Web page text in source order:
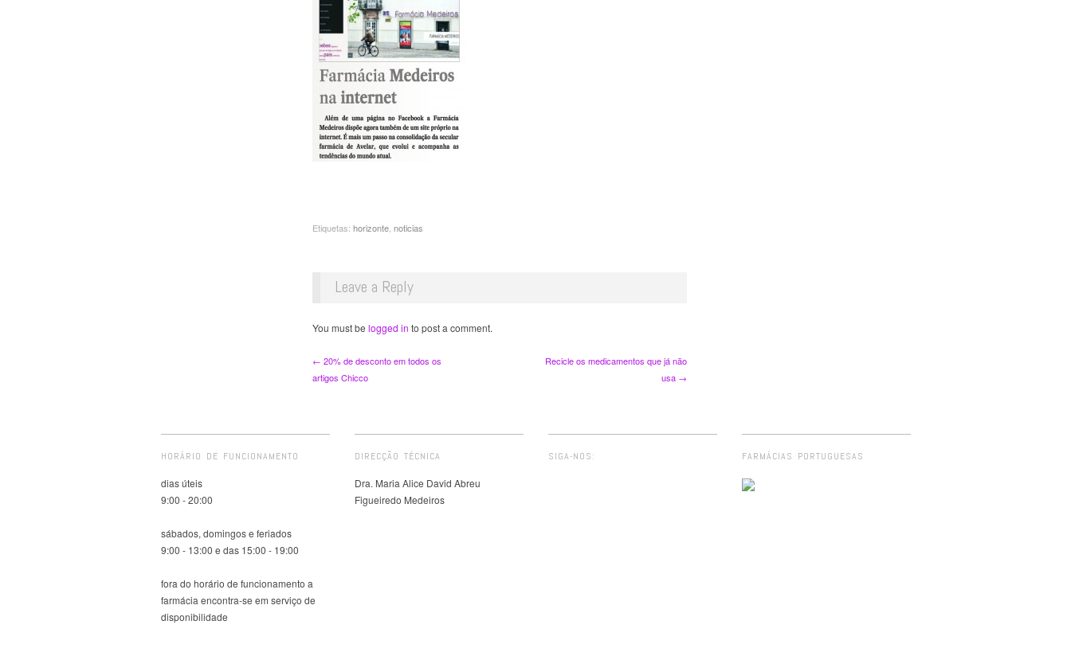
Etiquetas: horizonte noticias
Leave a Reply
You must be logged in to post a comment.
← 20% de desconto em todos os
artigos Chicco
Recicle os medicamentos que já não
usa →
HORÁRIO DE FUNCIONAMENTO
dias úteis
9:00 - 20:00
sábados, domingos e feriados
9:00 - 13:00 e das 15:00 - 19:00
fora do horário de funcionamento a
farmácia encontra-se em serviço de
disponibilidade
DIRECÇÃO TÉCNICA
Dra. Maria Alice David Abreu
Figueiredo Medeiros
SIGA-NOS: FARMÁCIAS PORTUGUESAS